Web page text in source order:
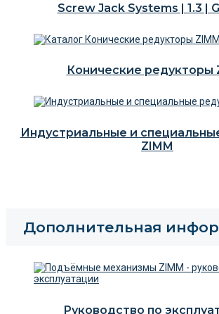
Screw Jack Systems | 1.3 |
Конические редукторы
Индустриальные и
ZIMM
Дополнительная
Руководство по